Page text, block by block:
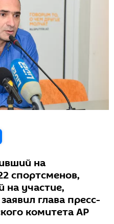
на
спортсменов,
на участие,
глава пресс-
комитета АР